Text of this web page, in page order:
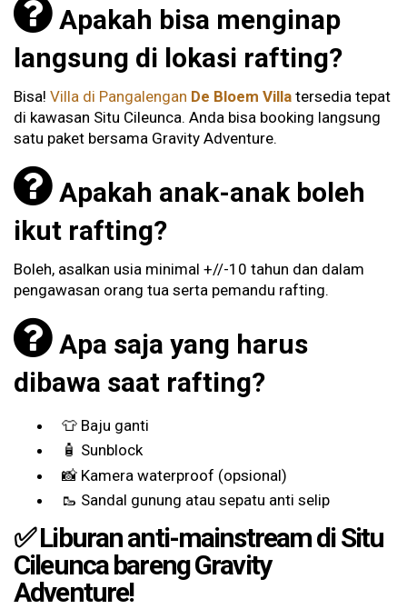
Apakah bisa menginap
langsung di lokasi rafting?
Bisa! Villa di Pangalengan De Bloem Villa tersedia tepat
di kawasan Situ Cileunca. Anda bisa booking langsung
satu paket bersama Gravity Adventure.
Apakah anak-anak boleh
ikut rafting?
Boleh, asalkan usia minimal +//-10 tahun dan dalam
pengawasan orang tua serta pemandu rafting.
Apa saja yang harus
dibawa saat rafting?
👕 Baju ganti
🧴 Sunblock
📸 Kamera waterproof (opsional)
🥾 Sandal gunung atau sepatu anti selip
✅ Liburan anti-mainstream di Situ
Cileunca bareng Gravity
Adventure!